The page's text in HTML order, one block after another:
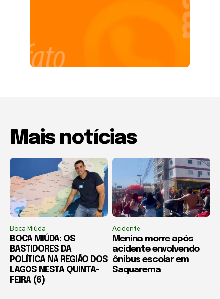
Mais notícias
Boca Miúda
BOCA MIÚDA: OS
BASTIDORES DA
POLÍTICA NA REGIÃO DOS
LAGOS NESTA QUINTA-
FEIRA (6)
Acidente
Menina morre após
acidente envolvendo
ônibus escolar em
Saquarema